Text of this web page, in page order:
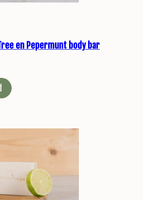
en Pepermunt body bar